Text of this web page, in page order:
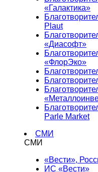
«Галактика»
Plaut
«Диасофт»
«ФлорЭко»
Parle Market
СМИ
СМИ
«Вести»,
ИС «Вести»